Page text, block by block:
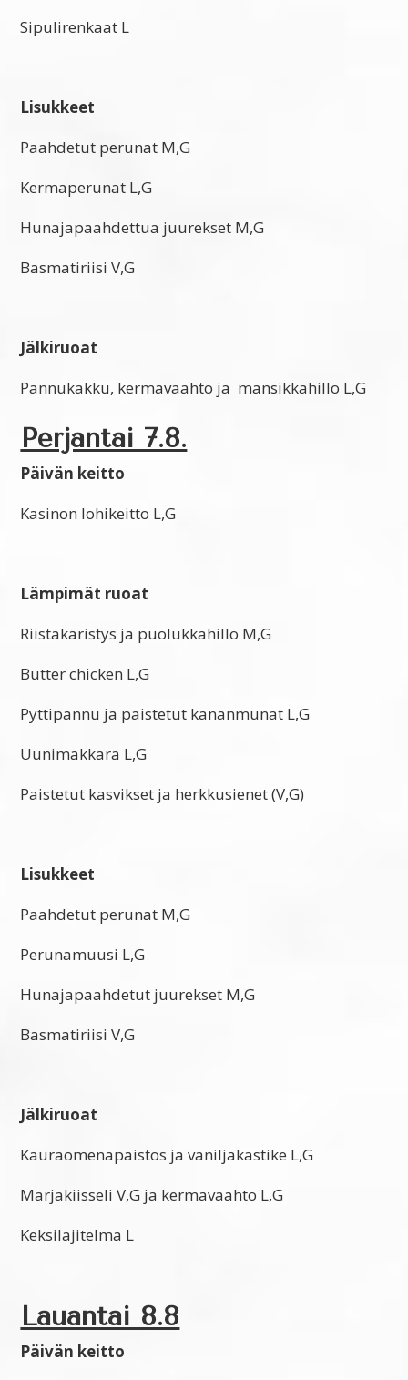
Sipulirenkaat L
Lisukkeet
Paahdetut perunat M,G
Kermaperunat L,G
Hunajapaahdettua juurekset M,G
Basmatiriisi V,G
Jälkiruoat
Pannukakku, kermavaahto ja mansikkahillo L,G
Perjantai 7.8.
Päivän keitto
Kasinon lohikeitto L,G
Lämpimät ruoat
Riistakäristys ja puolukkahillo M,G
Butter chicken L,G
Pyttipannu ja paistetut kananmunat L,G
Uunimakkara L,G
Paistetut kasvikset ja herkkusienet (V,G)
Lisukkeet
Paahdetut perunat M,G
Perunamuusi L,G
Hunajapaahdetut juurekset M,G
Basmatiriisi V,G
Jälkiruoat
Kauraomenapaistos ja vaniljakastike L,G
Marjakiisseli V,G ja kermavaahto L,G
Keksilajitelma L
Lauantai 8.8
Päivän keitto